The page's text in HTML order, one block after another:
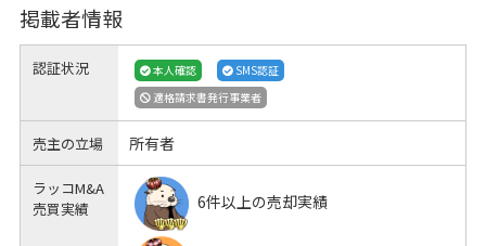
掲載者情報
認証状況 本人確認
SMS認証
適格請求書発行事業者
売主の立場 所有者
ラッコM&A
売買実績
6件以上の売却実績